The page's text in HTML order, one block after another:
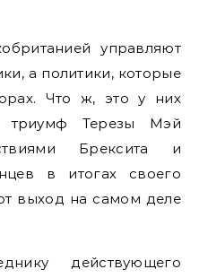
управляют
а политики, которые
Что ж, это у них
триумф Терезы Мэй
Брексита и
в итогах своего
выход на самом деле
действующего